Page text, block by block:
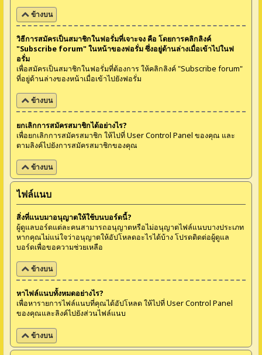
ข้างบน
วิธีการสมัครเป็นสมาชิกในฟอรั่มที่เจาะจง คือ โดยการคลิกลิงค์
"Subscribe forum" ในหน้าของฟอรั่ม ซึ่งอยู่ด้านล่างเมื่อเข้าไปในฟ
อรั่ม
เพื่อสมัครเป็นสมาชิกในฟอรั่มที่ต้องการ ให้คลิกลิงค์ "Subscribe forum"
ที่อยู่ด้านล่างของหน้าเมื่อเข้าไปยังฟอรั่ม
ข้างบน
ยกเลิกการสมัครสมาชิกได้อย่างไร?
เพื่อยกเลิกการสมัครสมาชิก ให้ไปที่ User Control Panel ของคุณ และ
ตามลิงค์ไปยังการสมัครสมาชิกของคุณ
ข้างบน
ไฟล์แนบ
สิ่งที่แนบมาอนุญาตให้ใช้บนบอร์ดนี้?
ผู้ดูแลบอร์ดแต่ละคนสามารถอนุญาตหรือไม่อนุญาตไฟล์แนบบางประเภท
หากคุณไม่แน่ใจว่าอนุญาตให้อัปโหลดอะไรได้บ้าง โปรดติดต่อผู้ดูแล
บอร์ดเพื่อขอความช่วยเหลือ
ข้างบน
หาไฟล์แนบทั้งหมดอย่างไร?
เพื่อหารายการไฟล์แนบที่คุณได้อัปโหลด ให้ไปที่ User Control Panel
ของคุณและลิงค์ไปยังส่วนไฟล์แนบ
ข้างบน